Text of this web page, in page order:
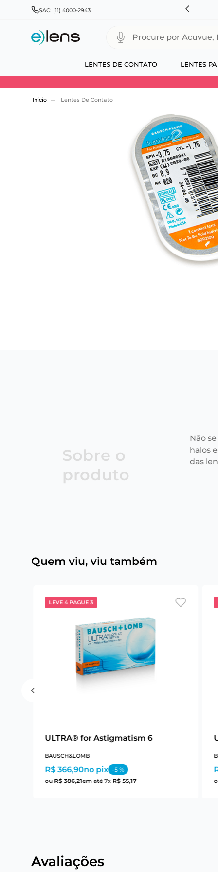
SAC: (11) 4000-2943
OU À VISTA + PARCELAMENTO EM ATÉ 10X SEM JUROS
LENTES DE CONTATO LENTES
Procure por Acuvue,
Use 30HOJE e ganhe 30% OFF + economia
Lentes De Contato
Sobre o
produto
Não
halos
das
Quem viu, viu também
LEVE 4 PAGUE 3
ULTRA® for Astigmatism 6
BAUSCH&LOMB
R$ 366,90no pix -5%
ou R$ 386,21em até7x R$ 55,17
Avaliações